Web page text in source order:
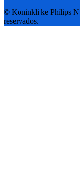
© Koninklijke Philips
reservados.